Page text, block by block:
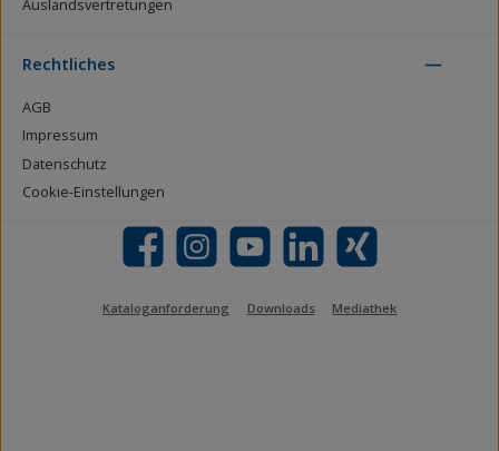
Auslandsvertretungen
Rechtliches
AGB
Impressum
Datenschutz
Cookie-Einstellungen
Facebook Instagram YouTube LinkedIn Xing
Kataloganforderung Downloads Mediathek